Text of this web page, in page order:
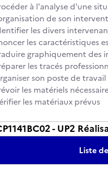
à l'analyse d'une
de son
les divers
les caractéristiques
graphiquement des
les tracés
son poste de
les matériels
les matériaux prévus
- UP2
Liste